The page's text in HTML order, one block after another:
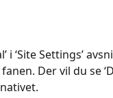
i ‘Site Settings’
Der vil du se